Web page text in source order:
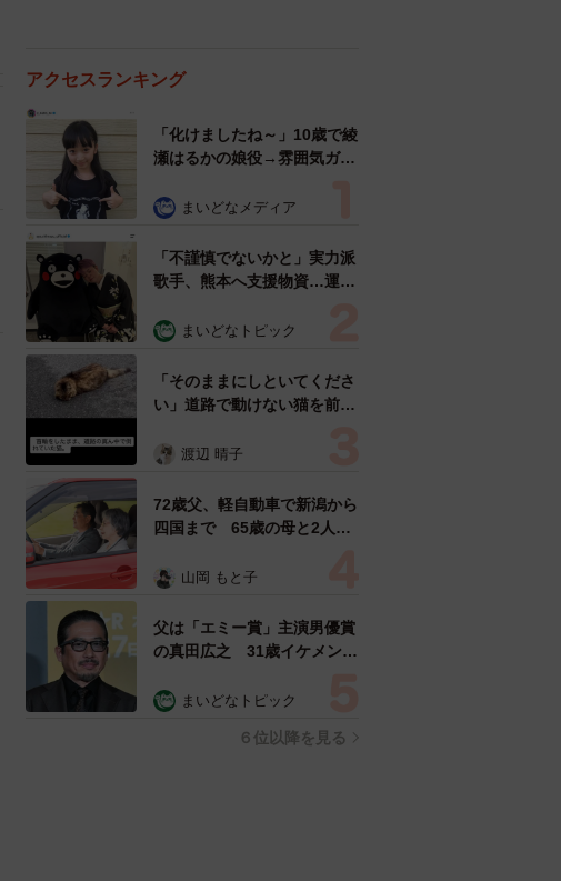
アクセスランキング
「化けましたね～」10歳で綾
瀬はるかの娘役→雰囲気ガラ
雰囲気が」「宝塚に入れそ
まいどなメディア
「不謹慎でないかと」実力派
歌手、熊本へ支援物資…運搬
めらい 「痛いほど伝わる」
まいどなトピック
「そのままにしといてくださ
い」道路で動けない猫を前に
ようとした4日間 「命の重
表の訴え
渡辺 晴子
72歳父、軽自動車で新潟から
四国まで 65歳の母と2人で
憩まで分刻み… 「大学生で
山岡 もと子
父は「エミー賞」主演男優賞
の真田広之 31歳イケメン俳
「ガチヒロさんそっくり」
まいどなトピック
６位以降を見る